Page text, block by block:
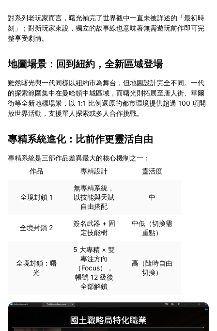
對系列老玩家而言，曙光補完了世界觀中一直未被詳述的「最初時
刻」；對新玩家來說，獨立的故事線也意味著無需遊玩前作即可完
整享受劇情。
地圖場景：回到紐約，全新區域登場
雖然曙光與一代同樣以紐約市為舞台，但地圖設計完全不同。一代
的探索範圍集中在曼哈頓中城區域，而曙光則拓展至唐人街、華爾
街等全新地標場景，以 1:1 比例還原的都市環境提供超過 100 項開
放世界活動，支援單人探索或多人合作挑戰。
專精系統進化：比前作更靈活自由
專精系統是三部作品差異最大的核心機制之一：
作品
專精設計 靈活度
全境封鎖 1
無專精系統，
以技能與天賦
自由搭配
中
全境封鎖 2
簽名武器 + 固
定技能樹
中低（切換需
重點）
全境封鎖：曙
光
5 大專精 × 雙
專注方向
（Focus），
帳號 12 級後
全部解鎖
高（隨時自由
切換）